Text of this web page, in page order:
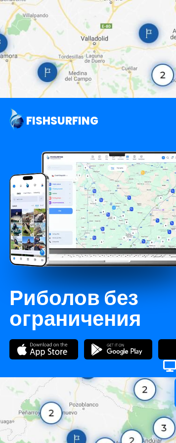
FISHSURFING
Риболов без
ограничения